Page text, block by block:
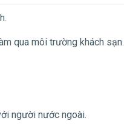
qua môi trường khách sạn.
người nước ngoài.